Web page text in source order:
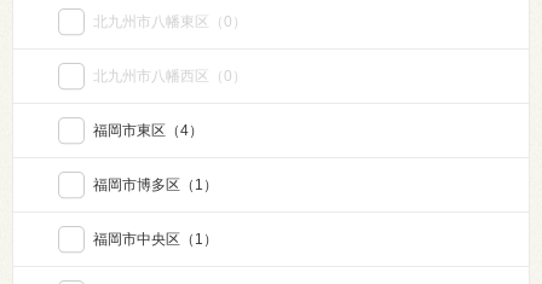
北九州市八幡東区 （0）
北九州市八幡西区 （0）
福岡市東区 （4）
福岡市博多区 （1）
福岡市中央区 （1）